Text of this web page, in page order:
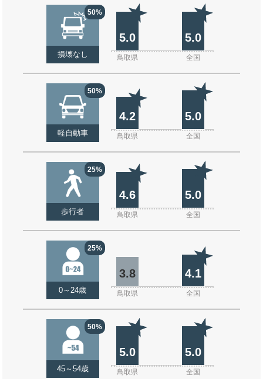
50%
損壊なし
5.0 5.0
鳥取県 全国
50%
軽自動車
4.2 5.0
鳥取県 全国
25%
歩行者
4.6 5.0
鳥取県 全国
25%
0～24歳
3.8 4.1
鳥取県 全国
50%
45～54歳
5.0 5.0
鳥取県 全国